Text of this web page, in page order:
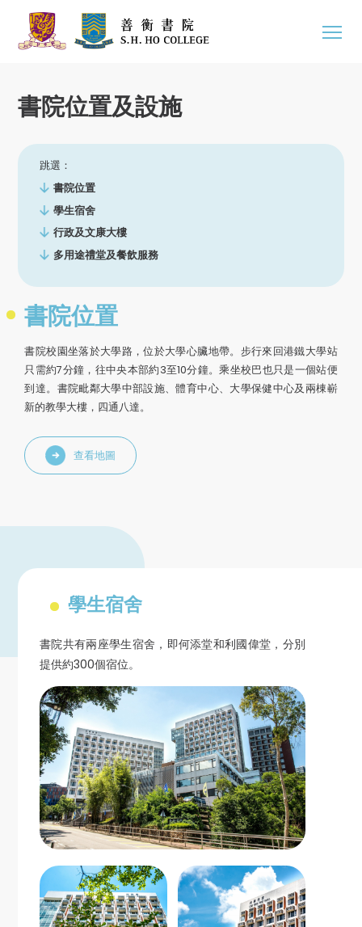
書院位置及設施
跳選：
書院位置
學生宿舍
行政及文康大樓
多用途禮堂及餐飲服務
書院位置
書院校園坐落於大學路，位於大學心臟地帶。步行來回港鐵大學站
只需約7分鐘，往中央本部約3至10分鐘。乘坐校巴也只是一個站便
到達。書院毗鄰大學中部設施、體育中心、大學保健中心及兩棟嶄
新的教學大樓，四通八達。
查看地圖
學生宿舍
書院共有兩座學生宿舍，即何添堂和利國偉堂，分別
提供約300個宿位。